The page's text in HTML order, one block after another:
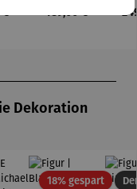
€ Regulärer Preis:
189,00 €
Dekoration
18% gespartRabatt